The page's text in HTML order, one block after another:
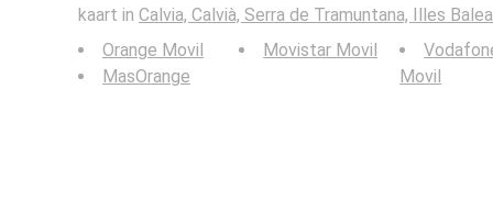
kaart in Calvia, Calvià, Serra de Tramuntana, Illes
Orange Movil
MasOrange
Movistar Movil
Movil